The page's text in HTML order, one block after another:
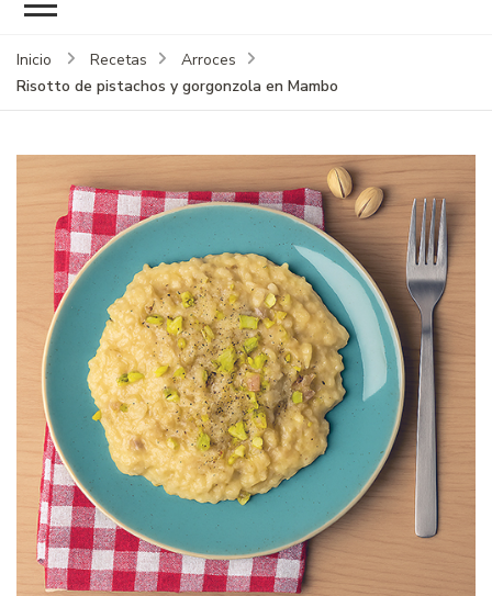
Inicio Recetas
Arroces
Risotto de pistachos y gorgonzola en Mambo